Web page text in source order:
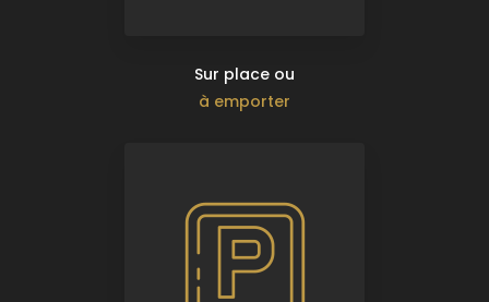
Sur place ou
à emporter